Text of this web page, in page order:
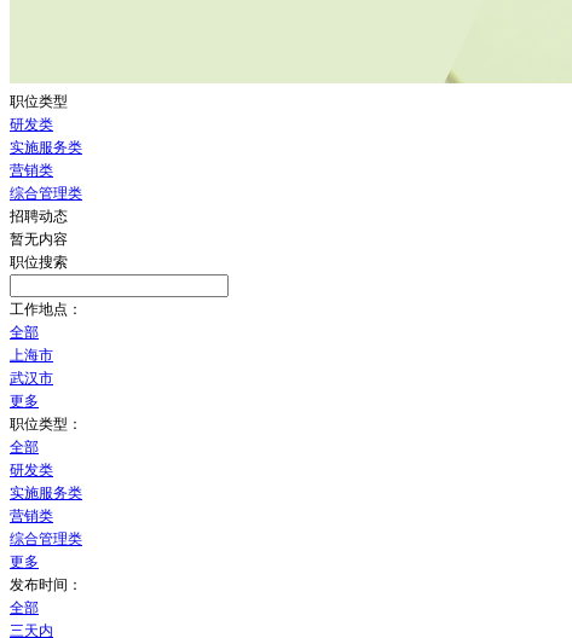
职位类型
研发类
实施服务类
营销类
综合管理类
招聘动态
暂无内容
职位搜索
工作地点：
全部
上海市
武汉市
更多
职位类型：
全部
研发类
实施服务类
营销类
综合管理类
更多
发布时间：
全部
三天内